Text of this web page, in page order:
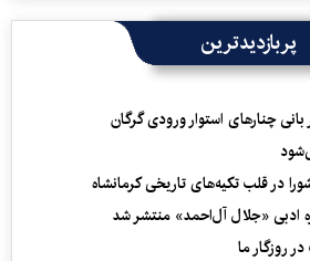
پربازدیدترین
چنارهای استوار ورودی گرگان
در قلب تکیه‌های تاریخی کرمانشاه
ادبی «جلال آل‌احمد» منتشر شد
روزگار ما